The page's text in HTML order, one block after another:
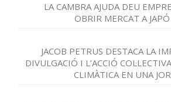
LA CAMBRA AJUDA DEU
OBRIR MERCAT A
JACOB PETRUS DESTACA LA
DIVULGACIÓ I L’ACCIÓ
CLIMÀTICA EN UNA